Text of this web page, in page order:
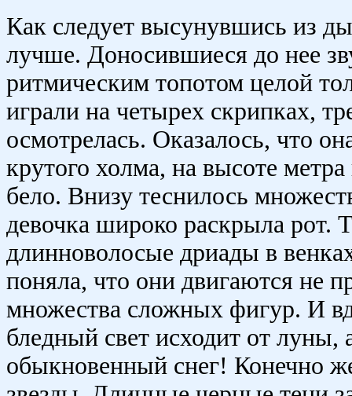
Как следует высунувшись из
лучше. Доносившиеся до нее
ритмическим топотом целой
играли на четырех скрипках,
осмотрелась. Оказалось, что
крутого холма, на высоте
бело. Внизу теснилось
девочка широко раскрыла
длинноволосые дриады в
поняла, что они двигаются не
множества сложных фигур. И
бледный свет исходит от
обыкновенный снег! Конечно